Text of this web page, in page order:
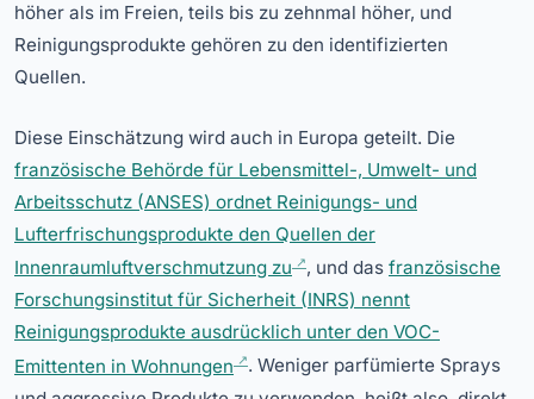
höher als im Freien, teils bis zu zehnmal höher, und
Reinigungsprodukte gehören zu den identifizierten
Quellen.
Diese Einschätzung wird auch in Europa geteilt. Die
französische Behörde für Lebensmittel-, Umwelt- und
Arbeitsschutz (ANSES) ordnet Reinigungs- und
Lufterfrischungsprodukte den Quellen der
Innenraumluftverschmutzung zu
, und das französische
Forschungsinstitut für Sicherheit (INRS) nennt
Reinigungsprodukte ausdrücklich unter den VOC-
Emittenten in Wohnungen
. Weniger parfümierte Sprays